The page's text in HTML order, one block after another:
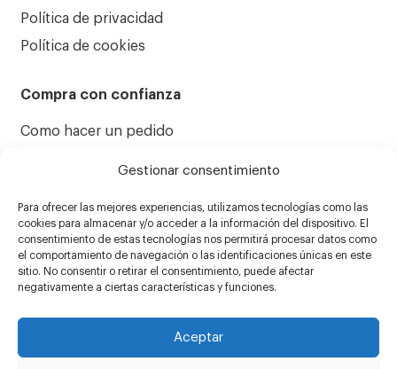
Gestionar consentimiento
Para ofrecer las mejores experiencias, utilizamos tecnologías como las
cookies para almacenar y/o acceder a la información del dispositivo. El
consentimiento de estas tecnologías nos permitirá procesar datos como
el comportamiento de navegación o las identificaciones únicas en este
sitio. No consentir o retirar el consentimiento, puede afectar
negativamente a ciertas características y funciones.
Aceptar
Política de privacidad
Política de cookies
Compra con confianza
Como hacer un pedido
Atención al cliente